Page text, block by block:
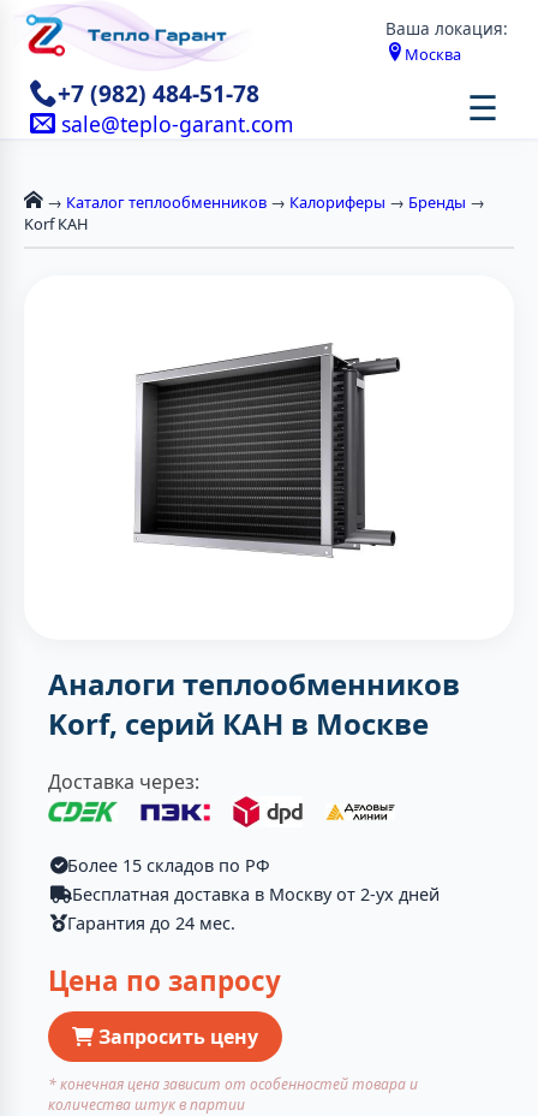
Ваша локация:
Москва
+7 (982) 484-51-78
sale@teplo-garant.com ☰
→ Каталог теплообменников → Калориферы → Бренды →
Korf КАН
Аналоги теплообменников
Korf, серий КАН в Москве
Доставка через:
Более 15 складов по РФ
Бесплатная доставка в Москву от 2-ух дней
Гарантия до 24 мес.
Цена по запросу
Запросить цену
* конечная цена зависит от особенностей товара и
количества штук в партии